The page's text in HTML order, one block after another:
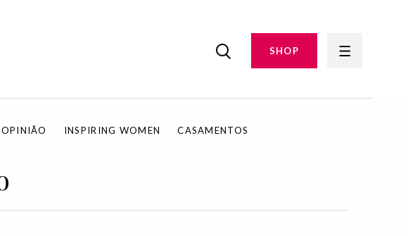
SHOP
OPINIÃO INSPIRING WOMEN CASAMENTOS